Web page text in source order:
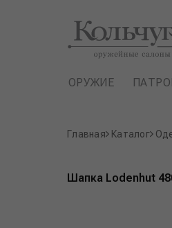
ОРУЖИЕ
Главная Каталог
Шапка Lodenhut